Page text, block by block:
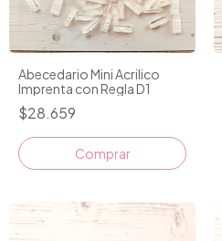
Abecedario Mini Acrilico
Imprenta con Regla D1
$28.659